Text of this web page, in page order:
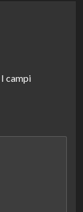
I campi